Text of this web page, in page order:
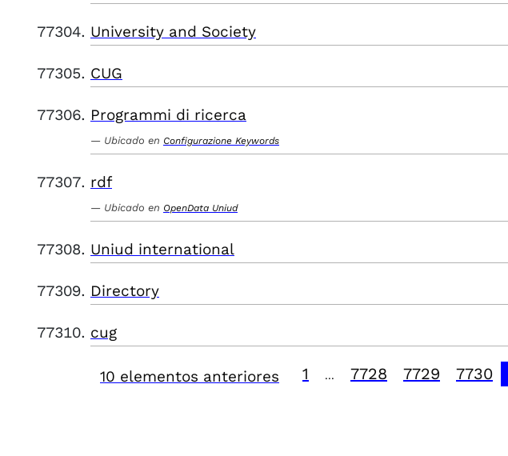
University and Society
CUG
Programmi di ricerca
Ubicado en Configurazione Keywords
rdf
Ubicado en OpenData Uniud
Uniud international
Directory
cug
10 elementos anteriores 1 7728 7729 7730